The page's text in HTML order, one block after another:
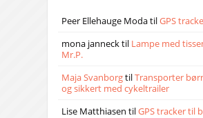
Peer Ellehauge ModatilGPS
mona jannecktil Lampe med
Mr.P.
Maja SvanborgtilTransporter
og sikkert med cykeltrailer
Lise Matthiasen tilGPS tracker til